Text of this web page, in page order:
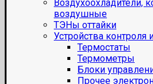
Воздухоохладители,
воздушные
ТЭНы оттайки
Устройства контроля
Термостаты
Термометры
Блоки
Прочее